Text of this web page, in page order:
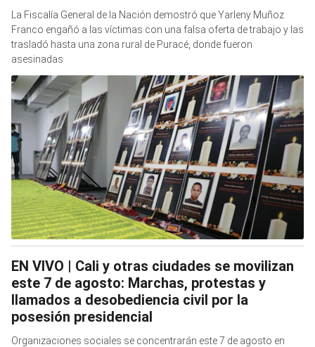
La Fiscalía General de la Nación demostró que Yarleny Muñoz
Franco engañó a las víctimas con una falsa oferta de trabajo y las
trasladó hasta una zona rural de Puracé, donde fueron
asesinadas
EN VIVO | Cali y otras ciudades se movilizan
este 7 de agosto: Marchas, protestas y
llamados a desobediencia civil por la
posesión presidencial
Organizaciones sociales se concentrarán este 7 de agosto en